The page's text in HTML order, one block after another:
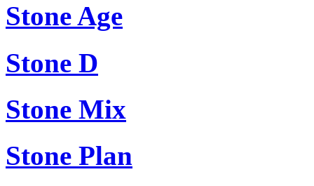
Stone Age
Stone D
Stone Mix
Stone Plan